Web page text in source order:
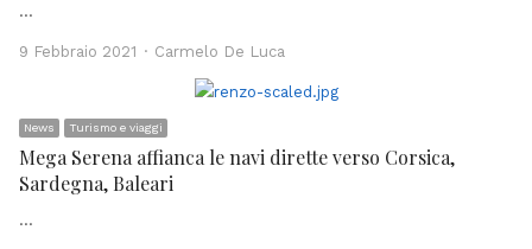
…
9 Febbraio 2021 Author
Carmelo De Luca
News Turismo e viaggi
Mega Serena affianca le navi dirette verso Corsica,
Sardegna, Baleari
…